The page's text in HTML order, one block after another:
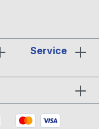
Service